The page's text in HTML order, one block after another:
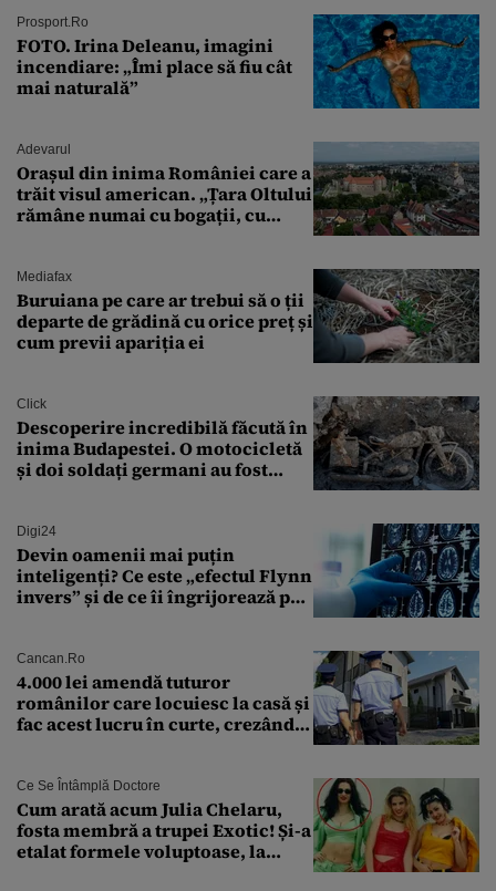
București. Pe ce dată ninge
Prosport.ro
FOTO. Irina Deleanu, imagini
incendiare: „Îmi place să fiu cât
mai naturală”
Adevarul
Orașul din inima României care a
trăit visul american. „Țara Oltului
rămâne numai cu bogații, cu
Mediafax
Buruiana pe care ar trebui să o ții
departe de grădină cu orice preț și
cum previi apariția ei
Click
Descoperire incredibilă făcută în
inima Budapestei. O motocicletă
și doi soldați germani au fost
Digi24
Devin oamenii mai puțin
inteligenți? Ce este „efectul Flynn
invers” și de ce îi îngrijorează pe
Cancan.ro
4.000 lei amendă tuturor
românilor care locuiesc la casă și
fac acest lucru în curte, crezând
Ce Se Întâmplă Doctore
Cum arată acum Julia Chelaru,
fosta membră a trupei Exotic! Și-a
etalat formele voluptoase, la